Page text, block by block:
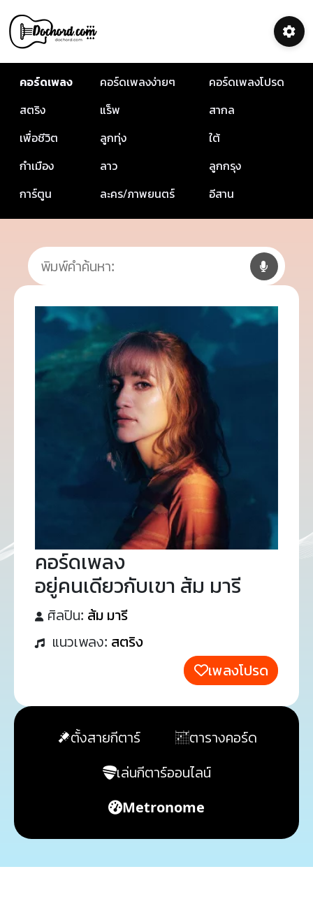
คอร์ดเพลง คอร์ดเพลงง่ายๆ
คอร์ดเพลงโปรด
สตริง
แร็พ
สากล
เพื่อชีวิต
ลูกทุ่ง
ใต้
กำเมือง
ลาว
ลูกกรุง
การ์ตูน
ละคร/ภาพยนตร์ อีสาน
คอร์ดเพลง
อยู่คนเดียวกับเขา ส้ม มารี
ศิลปิน: ส้ม มารี
แนวเพลง: สตริง
เพลงโปรด
ตั้งสายกีตาร์
ตารางคอร์ด
เล่นกีตาร์ออนไลน์
Metronome